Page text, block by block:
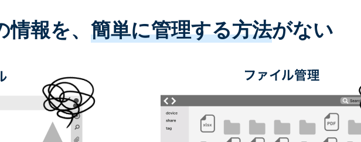
報を、 簡単に管理する方法がない